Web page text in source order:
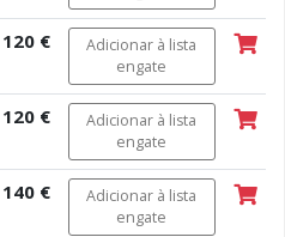
120 €
Adicionar à lista
engate
120 €
Adicionar à lista
engate
140 €
Adicionar à lista
engate